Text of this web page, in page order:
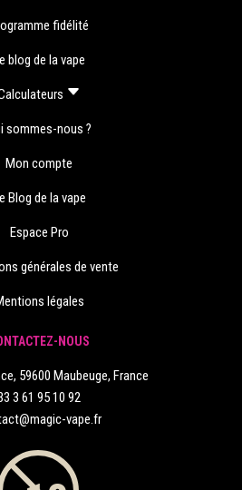
fidélité
blog de la vape
sommes-nous ?
Mon compte
Blog de la vape
Espace Pro
générales de vente
légales
NOUS
59600 Maubeuge, France
3 61 95 10 92
vape.fr